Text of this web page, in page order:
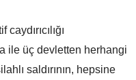
ile üç devletten herhangi
saldırının, hepsine